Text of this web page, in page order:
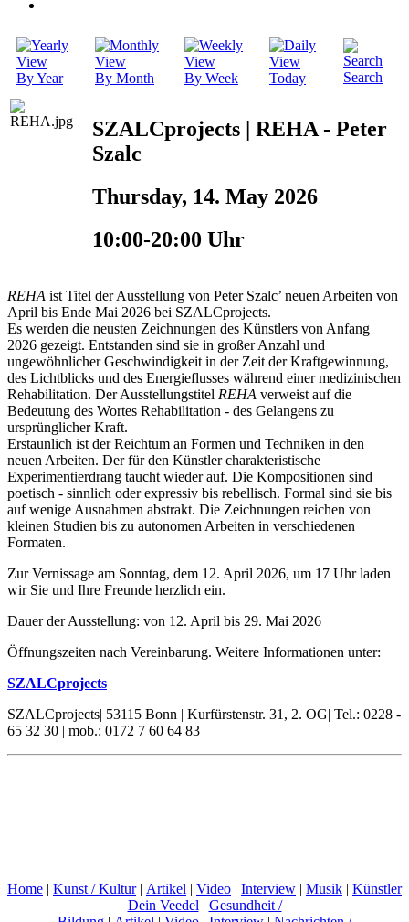
By Year By Month By Week Today Search
SZALCprojects | REHA - Peter
Szalc
Thursday, 14. May 2026
10:00-20:00 Uhr
REHA ist Titel der Ausstellung von Peter Szalc’ neuen Arbeiten von
April bis Ende Mai 2026 bei SZALCprojects.
Es werden die neusten Zeichnungen des Künstlers von Anfang
2026 gezeigt. Entstanden sind sie in großer Anzahl und
ungewöhnlicher Geschwindigkeit in der Zeit der Kraftgewinnung,
des Lichtblicks und des Energieflusses während einer medizinischen
Rehabilitation. Der Ausstellungstitel REHA verweist auf die
Bedeutung des Wortes Rehabilitation - des Gelangens zu
ursprünglicher Kraft.
Erstaunlich ist der Reichtum an Formen und Techniken in den
neuen Arbeiten. Der für den Künstler charakteristische
Experimentierdrang taucht wieder auf. Die Kompositionen sind
poetisch - sinnlich oder expressiv bis rebellisch. Formal sind sie bis
auf wenige Ausnahmen abstrakt. Die Zeichnungen reichen von
kleinen Studien bis zu autonomen Arbeiten in verschiedenen
Formaten.
Zur Vernissage am Sonntag, dem 12. April 2026, um 17 Uhr laden
wir Sie und Ihre Freunde herzlich ein.
Dauer der Ausstellung: von 12. April bis 29. Mai 2026
Öffnungszeiten nach Vereinbarung. Weitere Informationen unter:
SZALCprojects
SZALCprojects| 53115 Bonn | Kurfürstenstr. 31, 2. OG| Tel.: 0228 -
65 32 30 | mob.: 0172 7 60 64 83
Home | Kunst / Kultur| Artikel | Video | Interview | Musik | Künstler
Dein Veedel | Gesundheit /